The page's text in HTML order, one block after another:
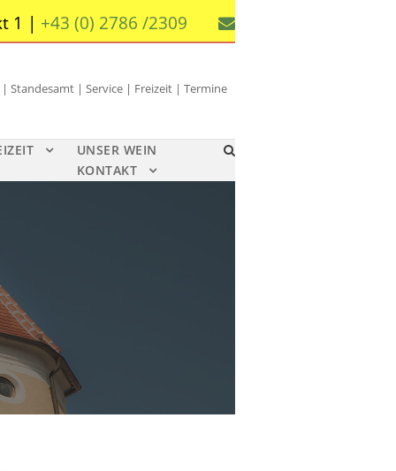
1 | +43 (0) 2786 /2309
Standesamt | Service | Freizeit | Termine
UNSER WEIN
KONTAKT